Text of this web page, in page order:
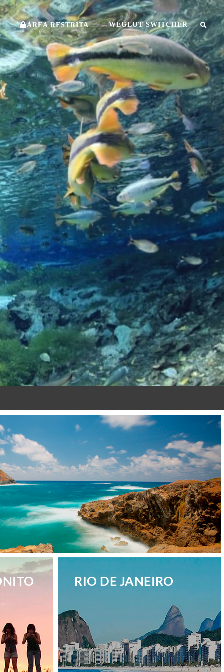
ÁREA RESTRITA WEGLOT SWITCHER
RIO DE JANEIRO